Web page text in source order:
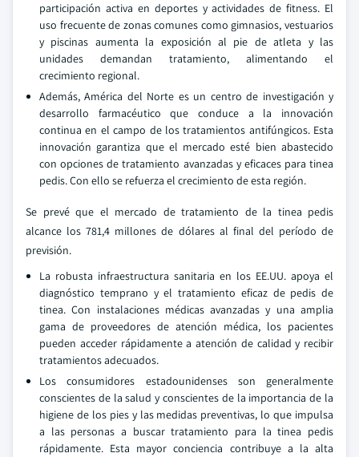
participación activa en deportes y actividades de fitness. El
uso frecuente de zonas comunes como gimnasios, vestuarios
y piscinas aumenta la exposición al pie de atleta y las
unidades demandan tratamiento, alimentando el
crecimiento regional.
Además, América del Norte es un centro de investigación y
desarrollo farmacéutico que conduce a la innovación
continua en el campo de los tratamientos antifúngicos. Esta
innovación garantiza que el mercado esté bien abastecido
con opciones de tratamiento avanzadas y eficaces para tinea
pedis. Con ello se refuerza el crecimiento de esta región.
Se prevé que el mercado de tratamiento de la tinea pedis
alcance los 781,4 millones de dólares al final del período de
previsión.
La robusta infraestructura sanitaria en los EE.UU. apoya el
diagnóstico temprano y el tratamiento eficaz de pedis de
tinea. Con instalaciones médicas avanzadas y una amplia
gama de proveedores de atención médica, los pacientes
pueden acceder rápidamente a atención de calidad y recibir
tratamientos adecuados.
Los consumidores estadounidenses son generalmente
conscientes de la salud y conscientes de la importancia de la
higiene de los pies y las medidas preventivas, lo que impulsa
a las personas a buscar tratamiento para la tinea pedis
rápidamente. Esta mayor conciencia contribuye a la alta